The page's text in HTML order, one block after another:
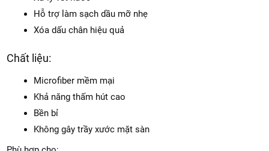
Giẻ microfiber cao cấp mang lại:
Lau sạch bụi bẩn hàng ngày
Xử lý vết nước
Hỗ trợ làm sạch dầu mỡ nhẹ
Xóa dấu chân hiệu quả
Chất liệu: